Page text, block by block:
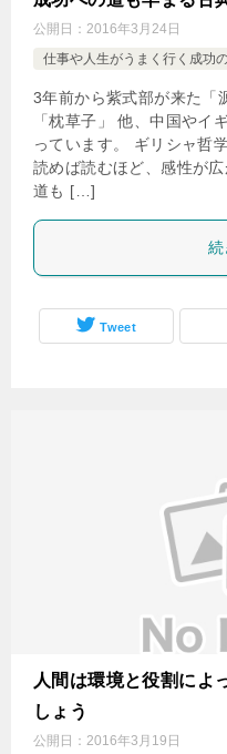
公開日： 2016年3月24日
仕事や人生がうまく行く成功
3年前から紫式部が来た「
「枕草子」 他、中国やイ
っています。 ギリシャ哲
読めば読むほど、感性が
道も […]
続
Tweet
人間は環境と役割によ
しょう
公開日： 2016年3月19日